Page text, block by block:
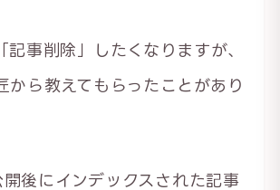
記事削除」したくなりますが、
から教えてもらったことがあり
後にインデックスされた記事